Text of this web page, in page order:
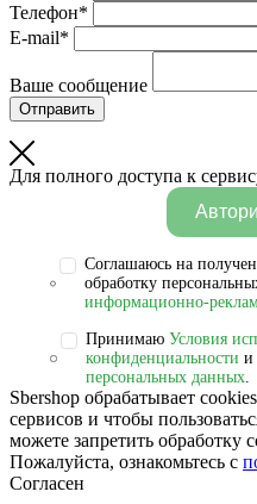
Телефон*
E-mail*
Ваше сообщение
Отправить
Для полного доступа к
Соглашаюсь на
обработку
информационно-
Принимаю Условия
конфиденциальности и
персональных данных.
Sbershop обрабатывает
сервисов и чтобы
можете запретить обработку
Пожалуйста, ознакомьтесь с
Согласен